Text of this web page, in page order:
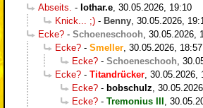
Abseits. - lothar.e 30.05.2026, 19:10
Knick... ;) - Benny 30.05.2026,
Ecke? - Schoeneschooh 30.05.2026,
Ecke? - Smeller 30.05.2026, 18:57
Ecke? - Schoeneschooh
Ecke? - Titandrücker 30.05.2026,
Ecke? - bobschulz
Ecke? - Tremonius III